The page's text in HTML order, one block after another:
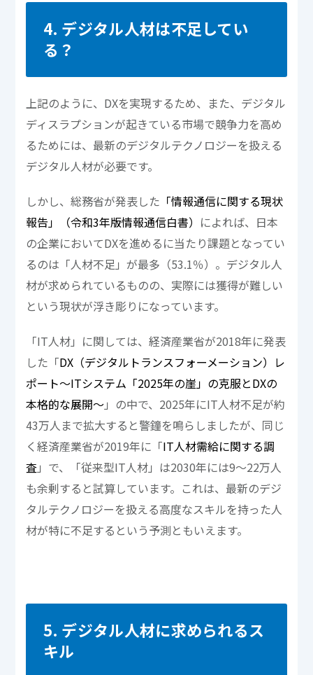
4. デジタル人材は不足してい
る？
上記のように、DXを実現するため、また、デジタル
ディスラプションが起きている市場で競争力を高め
るためには、最新のデジタルテクノロジーを扱える
デジタル人材が必要です。
しかし、総務省が発表した 「情報通信に関する現状
報告」（令和3年版情報通信白書） によれば、日本
の企業においてDXを進めるに当たり課題となってい
るのは「人材不足」が最多（53.1％）。デジタル人
材が求められているものの、実際には獲得が難しい
という現状が浮き彫りになっています。
「IT人材」に関しては、経済産業省が2018年に発表
した「DX（デジタルトランスフォーメーション）レ
ポート～ITシステム「2025年の崖」の克服とDXの
本格的な展開～」の中で、2025年にIT人材不足が約
43万人まで拡大すると警鐘を鳴らしましたが、同じ
く経済産業省が2019年に「IT人材需給に関する調
査」で、「従来型IT人材」は2030年には9～22万人
も余剰すると試算しています。これは、最新のデジ
タルテクノロジーを扱える高度なスキルを持った人
材が特に不足するという予測ともいえます。
5. デジタル人材に求められるス
キル